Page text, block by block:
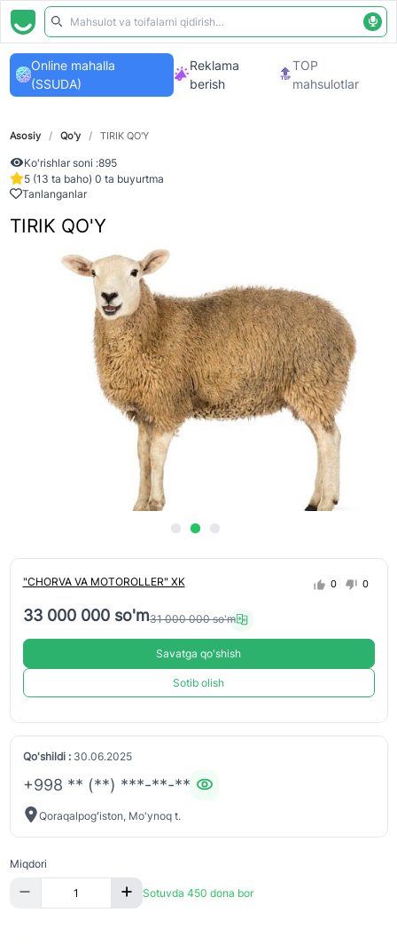
Online mahalla
(SSUDA)
Reklama
berish
TOP
mahsulotlar
Asosiy / Qo'y / TIRIK QO'Y
Ko'rishlar soni :895
5 (13 ta baho) 0 ta buyurtma
Tanlanganlar
TIRIK QO'Y
"CHORVA VA MOTOROLLER" XK 0 0
33 000 000 so'm31 000 000 so'm
Savatga qo'shish
Sotib olish
Qo'shildi :30.06.2025
+998 ** (**) ***-**-**
Qoraqalpogʻiston, Mo'ynoq t.
Miqdori
Sotuvda 450 dona bor